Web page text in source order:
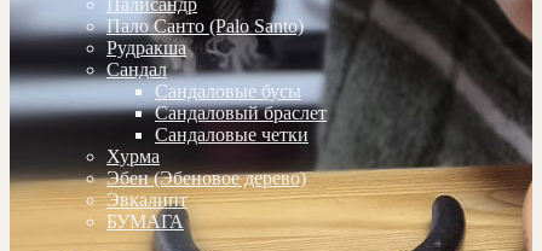
Палисандр
Пало Санто (Palo Santo)
Рудракша
Сандал
Сандаловые бусы
Сандаловый браслет
Сандаловые четки
Хурма
Эбен (Эбеновое дерево)
Эвкалипт
БУМАГА